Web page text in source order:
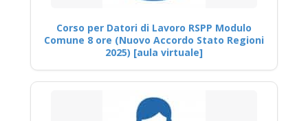
Corso per Datori di Lavoro RSPP Modulo
Comune 8 ore (Nuovo Accordo Stato Regioni
2025) [aula virtuale]